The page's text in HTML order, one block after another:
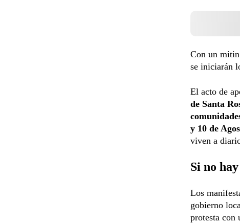
Con un
se iniciarán
El acto de
de Santa
y 10 de
viven a
Si no
Los
gobierno
protesta con